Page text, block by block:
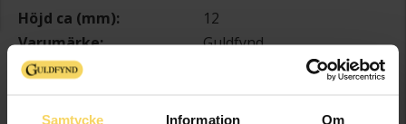
Samtycke Information Om
Höjd ca (mm)
12
Varumärke
Guldfynd
Material
Sten/Pärla
Kubisk Zirkonia